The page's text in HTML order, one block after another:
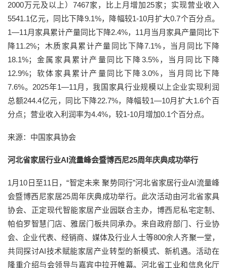
2000万元及以上）7467家，比上月增加25家；实现营业收入
5541.1亿元，同比下降9.1%，降幅较1-10月扩大0.7个百分点。
1—11月家具累计产量同比下降2.4%，11月当月家具产量同比下
降11.2%；木质家具累计产量同比下降7.1%，当月同比下降
18.1%；金属家具累计产量同比下降3.5%，当月同比下降
12.9%；软体家具累计产量同比下降3.0%，当月同比下降
7.6%。2025年1—11月，我国家具行业规模以上企业实现利润
总额244.4亿元，同比下降22.7%，降幅较1—10月扩大1.6个百
分点；营业收入利润率为4.4%，较1-10月增加0.1个百分点。
来源：中国家具协会
河北省家居行业AI流量峰会暨博西尼25周年庆典成功举行
1月10日至11日，“智定未来 聚势同行”河北省家居行业AI流量峰
会暨博西尼家居25周年庆典成功举行。此次活动由河北省家具
协会、正定现代智能家居产业园联合主办，博西尼私宅定制、
帕伯罗智慧门店、雅居门板共同承办。来自政府部门、行业协
会、企业代表、经销商、媒体及行业人士等800余人齐聚一堂，
共同探讨AI技术赋能家居产业转型的新模式、新机遇。活动在
隆重介绍与会领导与嘉宾中拉开帷幕。河北省工业和信息化厅